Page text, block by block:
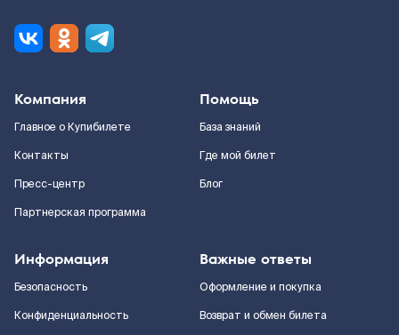
Компания
Главное о Купибилете
Контакты
Пресс-центр
Партнерская программа
Помощь
База знаний
Где мой билет
Блог
Информация
Безопасность
Конфиденциальность
Важные ответы
Оформление и покупка
Возврат и обмен билета